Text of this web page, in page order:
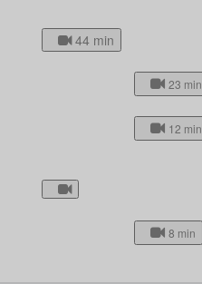
44 min
23 min
12 min
8 min